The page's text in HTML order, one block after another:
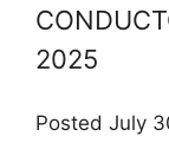
2025
Posted July